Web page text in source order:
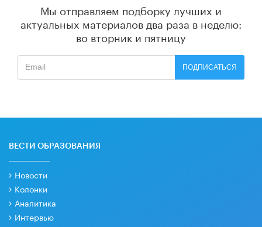
Мы отправляем подборку лучших и
актуальных материалов два раза в неделю:
во вторник и пятницу
ПОДПИСАТЬСЯ
ВЕСТИ ОБРАЗОВАНИЯ
Новости
Колонки
Аналитика
Интервью